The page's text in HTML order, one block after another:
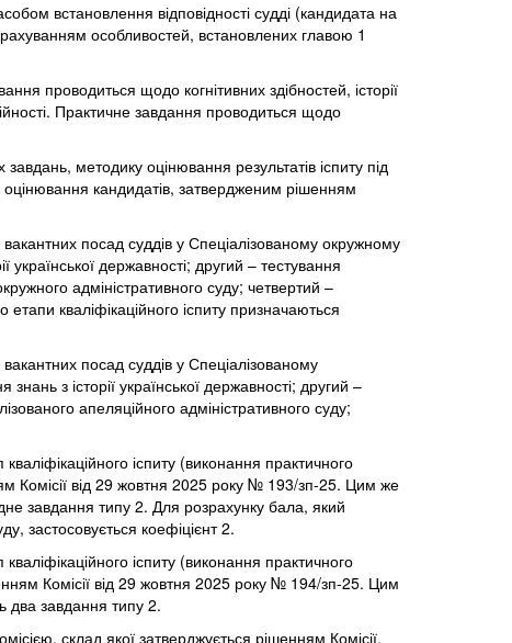
встановлення відповідності судді (кандидата на
особливостей, встановлених главою 1
проводиться щодо когнітивних здібностей, історії
Практичне завдання проводиться щодо
методику оцінювання результатів іспиту під
кандидатів, затвердженим рішенням
посад суддів у Спеціалізованому окружному
української державності; другий – тестування
адміністративного суду; четвертий –
кваліфікаційного іспиту призначаються
посад суддів у Спеціалізованому
з історії української державності; другий –
апеляційного адміністративного суду;
іспиту (виконання практичного
Комісії від 29 жовтня 2025 року № 193/зп-25. Цим же
завдання типу 2. Для розрахунку бала, який
застосовується коефіцієнт 2.
іспиту (виконання практичного
Комісії від 29 жовтня 2025 року № 194/зп-25. Цим
два завдання типу 2.
склад якої затверджується рішенням Комісії.